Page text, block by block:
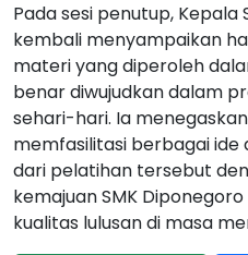
Pada sesi penutup, Kepala
kembali menyampaikan
materi yang diperoleh
benar diwujudkan dalam
sehari-hari. Ia
memfasilitasi berbagai ide
dari pelatihan tersebut
kemajuan SMK
kualitas lulusan di masa